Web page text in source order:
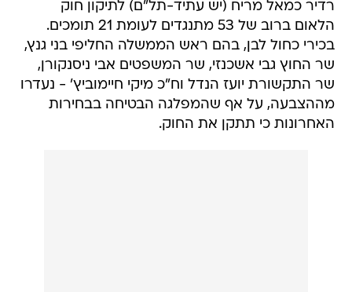
רדיר כמאל מריח (יש עתיד-תל"ם) לתיקון חוק
הלאום ברוב של 53 מתנגדים לעומת 21 תומכים.
בכירי כחול לבן, בהם ראש הממשלה החליפי בני גנץ,
שר החוץ גבי אשכנזי, שר המשפטים אבי ניסנקורן,
שר התקשורת יועז הנדל וח"כ מיקי חיימוביץ' - נעדרו
מההצבעה, על אף שהמפלגה הבטיחה בבחירות
האחרונות כי תתקן את החוק.